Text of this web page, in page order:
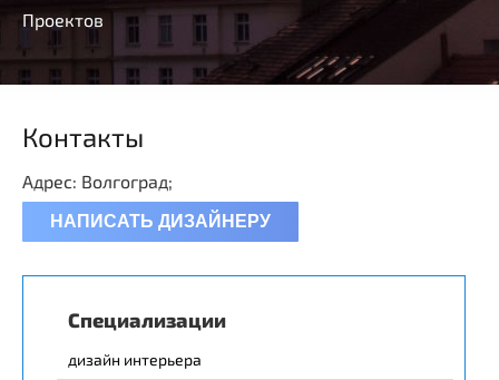
Проектов
Контакты
Адрес: Волгоград;
НАПИСАТЬ ДИЗАЙНЕРУ
Специализации
дизайн интерьера